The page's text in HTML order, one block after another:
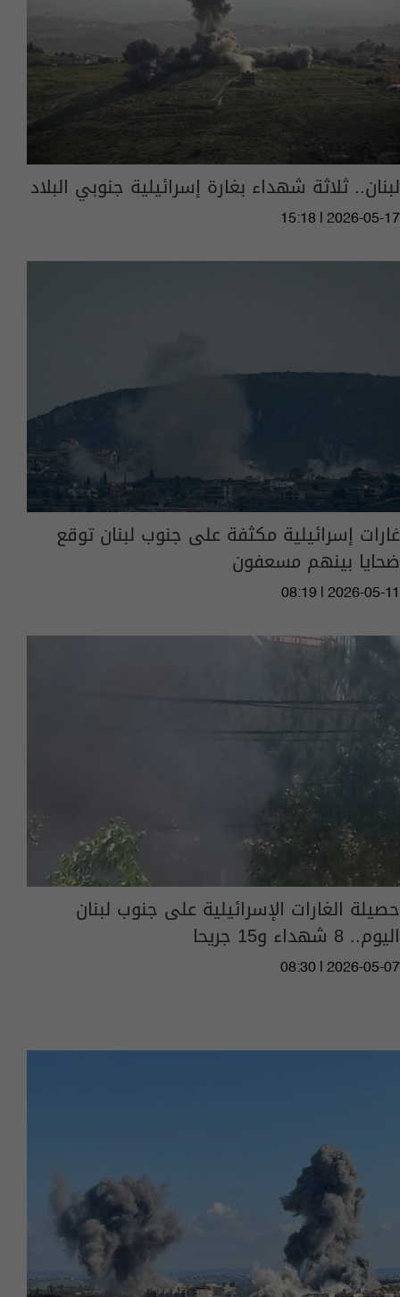
لبنان.. ثلاثة شهداء بغارة إسرائيلية جنوبي البلاد
15:18 | 2026-05-17
غارات إسرائيلية مكثفة على جنوب لبنان توقع
ضحايا بينهم مسعفون
08:19 | 2026-05-11
حصيلة الغارات الإسرائيلية على جنوب لبنان
اليوم.. 8 شهداء و15 جريحا
08:30 | 2026-05-07